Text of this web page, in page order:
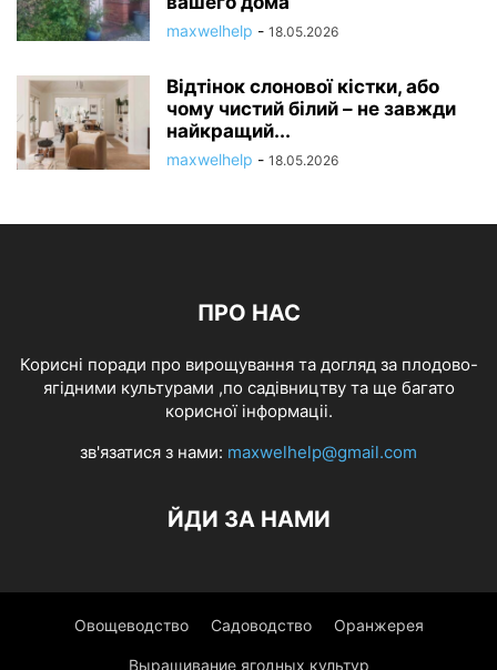
maxwelhelp - 18.05.2026
Відтінок слонової кістки, або
чому чистий білий – не завжди
найкращий...
maxwelhelp - 18.05.2026
ПРО НАС
Корисні поради про вирощування та догляд за плодово-
ягідними культурами ,по садівництву та ще багато
корисної інформаціі.
зв'язатися з нами: maxwelhelp@gmail.com
ЙДИ ЗА НАМИ
Овощеводство Садоводство Оранжерея
Выращивание ягодных культур